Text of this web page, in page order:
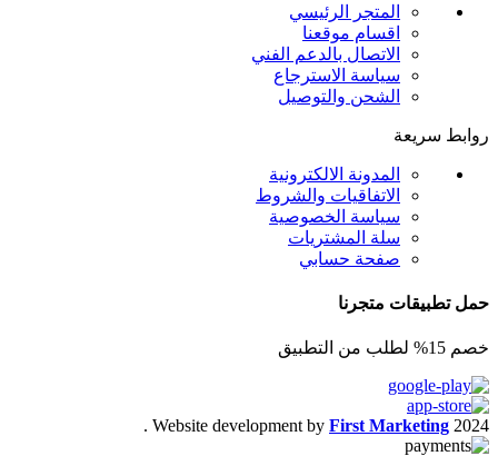
المتجر الرئيسي
اقسام موقعنا
الاتصال بالدعم الفني
سياسة الاسترجاع
الشحن والتوصيل
روابط سريعة
المدونة الالكترونية
الاتفاقيات والشروط
سياسة الخصوصية
سلة المشتريات
صفحة حسابي
حمل تطبيقات متجرنا
خصم 15% لطلب من التطبيق
Website development by First Marketing 2024
.